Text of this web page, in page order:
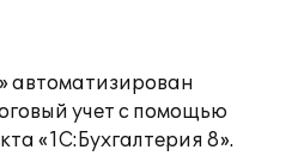
автоматизирован
учет с помощью
«1С:Бухгалтерия 8».